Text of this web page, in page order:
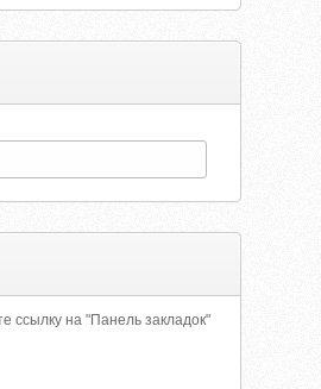
ссылку на "Панель закладок"